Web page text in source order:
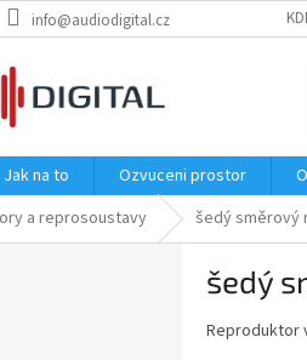
info@audiodigital.cz
Jak na to Ozvuceni prostor
a reprosoustavy šedý směrový
šedý
Reproduktor